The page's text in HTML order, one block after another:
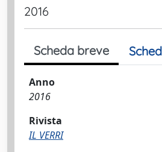
2016
Scheda breve
Anno
2016
Rivista
IL VERRI